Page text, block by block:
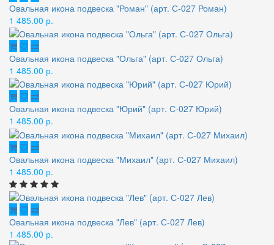
Овальная икона подвеска "Роман" (арт. С-027 Роман)
1 485.00 р.
Овальная икона подвеска "Ольга" (арт. С-027 Ольга)
1 485.00 р.
Овальная икона подвеска "Юрий" (арт. С-027 Юрий)
1 485.00 р.
Овальная икона подвеска "Михаил" (арт. С-027 Михаил)
1 485.00 р.
Овальная икона подвеска "Лев" (арт. С-027 Лев)
1 485.00 р.